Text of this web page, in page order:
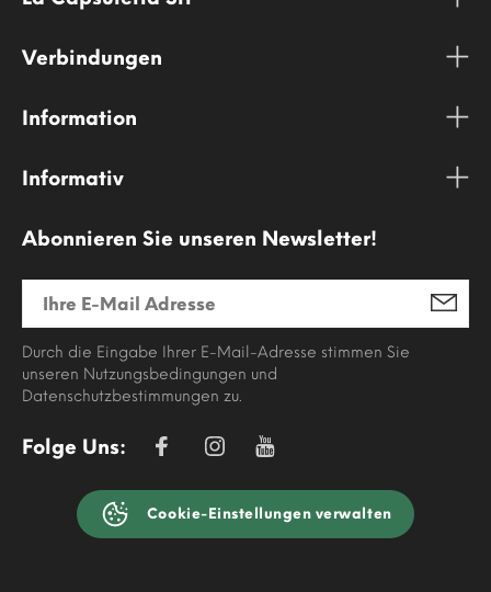
Verbindungen
Information
Informativ
Abonnieren Sie unseren Newsletter!
Durch die Eingabe Ihrer E-Mail-Adresse stimmen Sie
unseren Nutzungsbedingungen und
Datenschutzbestimmungen zu.
Folge Uns:
Cookie-Einstellungen verwalten